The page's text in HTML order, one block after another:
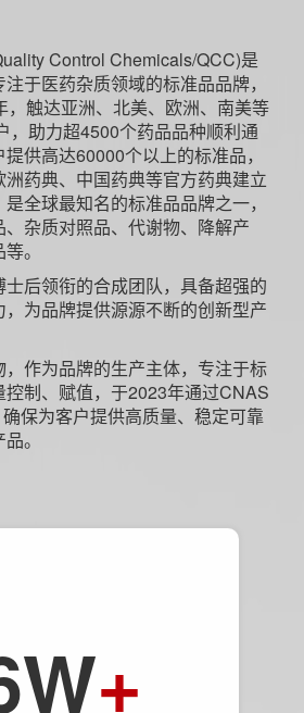
Control Chemicals/QCC)是
于医药杂质领域的标准品品牌，
，触达亚洲、北美、欧洲、南美等
，助力超4500个药品品种顺利通
供高达60000个以上的标准品，
药典、中国药典等官方药典建立
全球最知名的标准品品牌之一，
杂质对照品、代谢物、降解产
。
后领衔的合成团队，具备超强的
为品牌提供源源不断的创新型产
作为品牌的生产主体，专注于标
制、赋值，于2023年通过CNAS
保为客户提供高质量、稳定可靠
。
+